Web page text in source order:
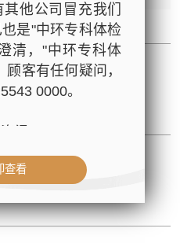
Study
他公司冒充我们
是"中环专科体检
清，"中环专科体
客有任何疑问，
0000。
科体检中心（The
道中99号中环中
环港铁站出口
查看